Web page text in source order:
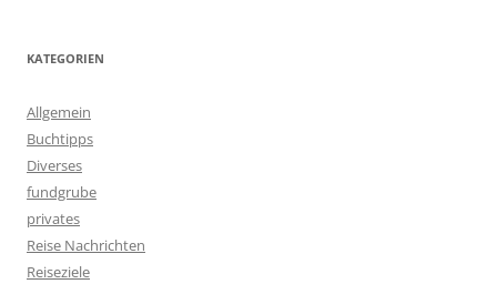
KATEGORIEN
Allgemein
Buchtipps
Diverses
fundgrube
privates
Reise Nachrichten
Reiseziele